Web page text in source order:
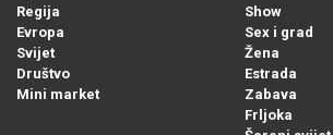
Regija
Evropa
Svijet
Društvo
Mini market
Show
Sex i grad
Žena
Estrada
Zabava
Frljoka